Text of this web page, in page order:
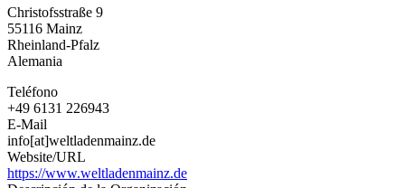
Christofsstraße 9
55116 Mainz
Rheinland-Pfalz
Alemania
Teléfono
+49 6131 226943
E-Mail
info[at]weltladenmainz.de
Website/URL
https://www.weltladenmainz.de